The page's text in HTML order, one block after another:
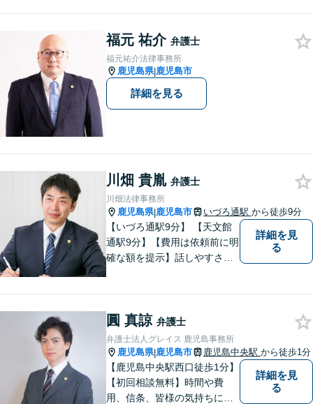
なさまと一緒に成長させてい
ただきたい。それが私たち，
みずほ法律事務所の思いで
す。
福元 祐介 弁護士
福元祐介法律事務所
鹿児島県|鹿児島市
詳細を見る
川畑 貴胤 弁護士
川畑法律事務所
鹿児島県|鹿児島市 いづろ通駅 から徒歩9分
【いづろ通駅9分】 【天文館
通駅9分】【費用は依頼前に明
確な額を提示】話しやすさを
で、お悩みの解決に向けて丁
寧にアドバイスしていきま
す。
詳細を見
る
圓 真諒 弁護士
弁護士法人グレイス 鹿児島事務所
鹿児島県|鹿児島市 鹿児島中央駅 から徒歩1分
【鹿児島中央駅西口徒歩1分】
【初回相談無料】時間や費
用、信条、皆様の気持ちに重
詳細を見
る